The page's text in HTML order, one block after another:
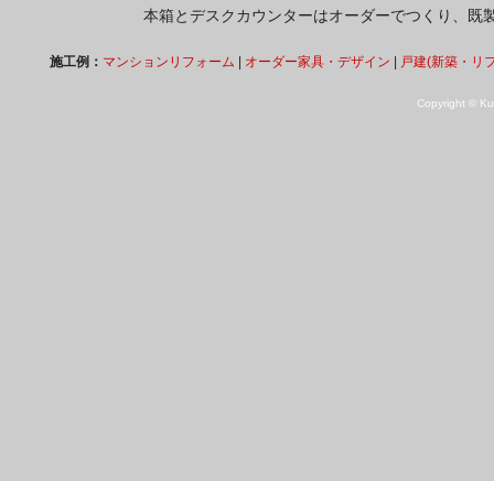
本箱とデスクカウンターはオーダーでつくり、既
施工例： マンションリフォーム オーダー家具・デザイン 戸建(新築・リ
Copyright ©